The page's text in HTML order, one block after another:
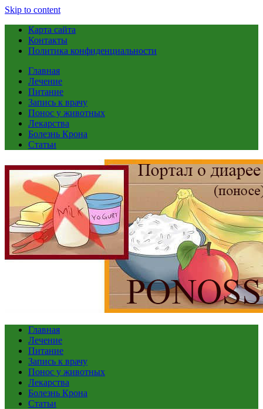
Skip to content
Карта сайта
Контакты
Политика конфиденциальности
Главная
Лечение
Питание
Запись к врачу
Понос у животных
Лекарства
Болезнь Крона
Статьи
Главная
Лечение
Питание
Запись к врачу
Понос у животных
Лекарства
Болезнь Крона
Статьи